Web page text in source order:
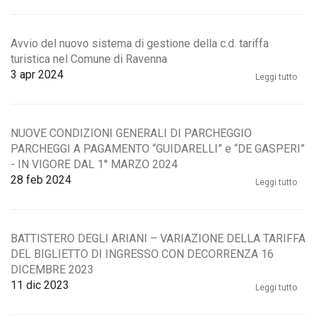
Avvio del nuovo sistema di gestione della c.d. tariffa
turistica nel Comune di Ravenna
3 apr 2024 Leggi tutto
NUOVE CONDIZIONI GENERALI DI PARCHEGGIO
PARCHEGGI A PAGAMENTO “GUIDARELLI” e “DE GASPERI”
- IN VIGORE DAL 1° MARZO 2024
28 feb 2024 Leggi tutto
BATTISTERO DEGLI ARIANI – VARIAZIONE DELLA TARIFFA
DEL BIGLIETTO DI INGRESSO CON DECORRENZA 16
DICEMBRE 2023
11 dic 2023 Leggi tutto